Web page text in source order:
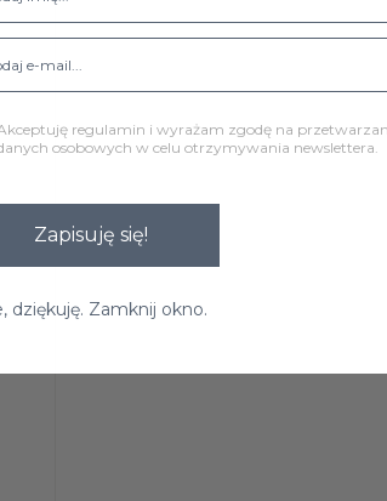
regulamin i wyrażam zgodę na
osobowych w celu otrzymywania newslettera.
Zapisuję się!
dziękuję. Zamknij okno.